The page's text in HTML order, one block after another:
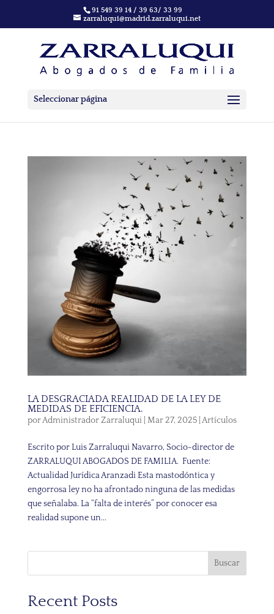
91 549 39 14 / 39 63/ 33 99
zarraluqui@madrid.zarraluqui.net
Seleccionar página
LA DESGRACIADA REALIDAD DE LA LEY DE
MEDIDAS DE EFICIENCIA.
porAdministrador Zarraluqui| Mar 27, 2025| Artículos
Escrito por Luis Zarraluqui Navarro, Socio-director de
ZARRALUQUI ABOGADOS DE FAMILIA. Fuente:
Actualidad Jurídica Aranzadi Esta mastodóntica y
engorrosa ley no ha afrontado ninguna de las medidas
que señalaba. La “falta de interés” por conocer esa
realidad supone un...
Buscar
Recent Posts